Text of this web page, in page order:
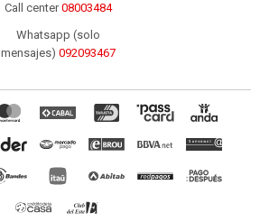
Call center08003484
Whatsapp (solo
mensajes) 092093467